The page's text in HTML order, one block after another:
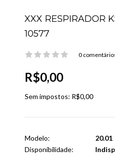
XXX RESPIRADOR
10577
0
R$0,00
Sem impostos: R$0,00
Modelo:
20.01
Disponibilidade: